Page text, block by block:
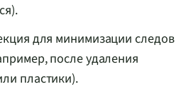
для минимизации следов
после удаления
пластики).